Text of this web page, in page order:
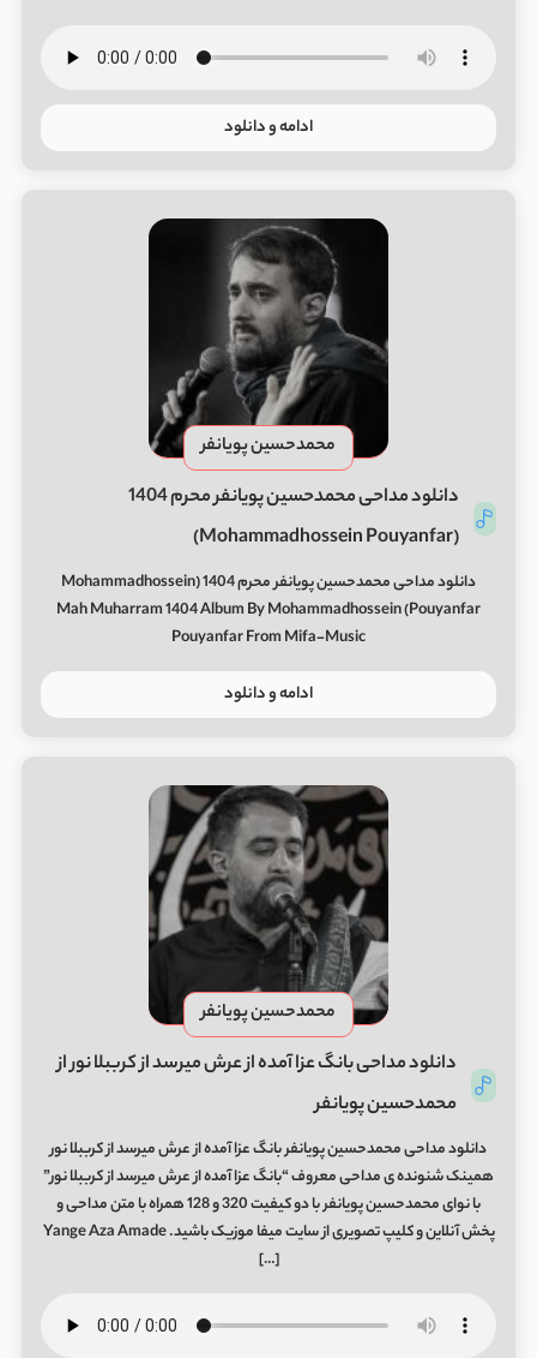
ادامه و دانلود
محمدحسین پویانفر
دانلود مداحی محمدحسین پویانفر محرم 1404
(Mohammadhossein Pouyanfar)
دانلود مداحی محمدحسین پویانفر محرم 1404 (Mohammadhossein
Pouyanfar) Mah Muharram 1404 Album By Mohammadhossein
Pouyanfar From Mifa-Music
ادامه و دانلود
محمدحسین پویانفر
دانلود مداحی بانگ عزا آمده از عرش میرسد از کرببلا نور از
محمدحسین پویانفر
دانلود مداحی محمدحسین پویانفر بانگ عزا آمده از عرش میرسد از کرببلا نور
همینک شنونده ی مداحی معروف “بانگ عزا آمده از عرش میرسد از کرببلا نور”
با نوای محمدحسین پویانفر با دو کیفیت 320 و 128 همراه با متن مداحی و
پخش آنلاین و کلیپ تصویری از سایت میفا موزیک باشید. Yange Aza Amade
[…]